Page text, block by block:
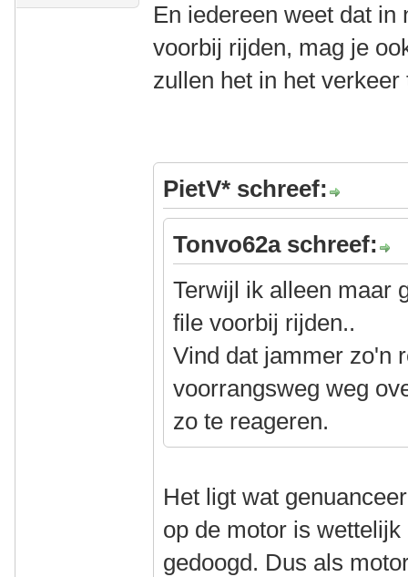
En iedereen weet dat
voorbij rijden, mag je
zullen het in het
PietV* schreef:
Tonvo62a schreef:
Terwijl ik alleen maar
file voorbij rijden..
Vind dat jammer zo'n
voorrangsweg weg
zo te reageren.
Het ligt wat
op de motor is
gedoogd. Dus als